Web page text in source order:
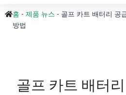
홈 - 제품 뉴스 - 골프 카트 배터리 공
방법
골프 카트 배터